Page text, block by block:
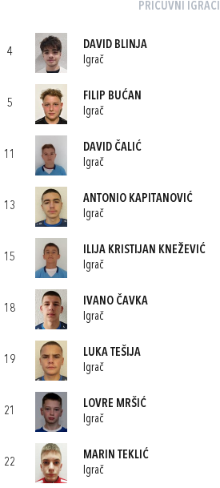
PRIČUVNI IGRAČI
4
DAVID BLINJA
Igrač
5
FILIP BUĆAN
Igrač
11
DAVID ČALIĆ
Igrač
13
ANTONIO KAPITANOVIĆ
Igrač
15
ILIJA KRISTIJAN KNEŽEVIĆ
Igrač
18
IVANO ČAVKA
Igrač
19
LUKA TEŠIJA
Igrač
21
LOVRE MRŠIĆ
Igrač
22
MARIN TEKLIĆ
Igrač